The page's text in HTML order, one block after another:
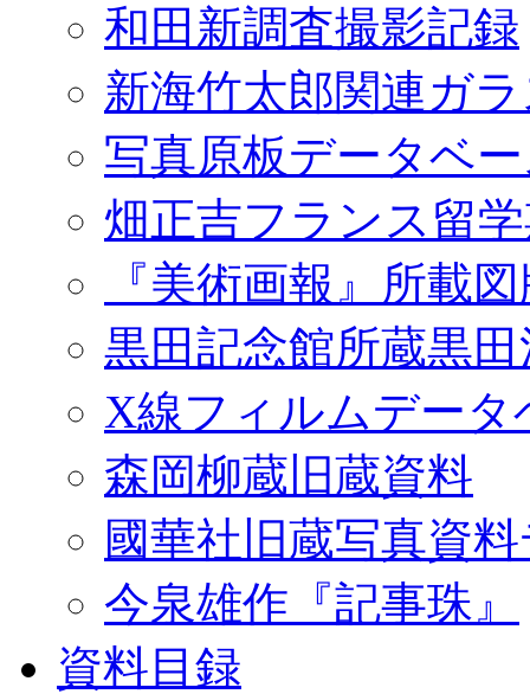
和田新調査撮影記録
新海竹太郎関連ガ
写真原板データベ
畑正吉フランス留
『美術画報』所載
黒田記念館所蔵黒
X線フィルムデータ
森岡柳蔵旧蔵資料
國華社旧蔵写真資
今泉雄作『記事珠』
資料目録